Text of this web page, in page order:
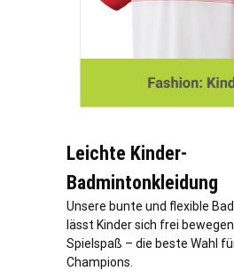
Leichte Kinder-
Badmintonkleidung
Unsere bunte und flexible
lässt Kinder sich frei
Spielspaß – die beste Wahl
Champions.